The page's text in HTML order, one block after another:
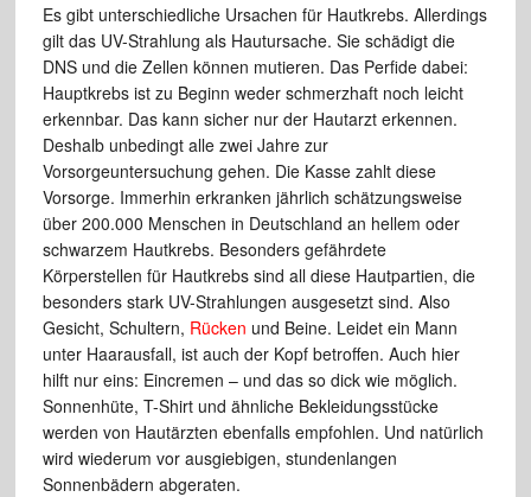
Es gibt unterschiedliche Ursachen für Hautkrebs. Allerdings
gilt das UV-Strahlung als Hautursache. Sie schädigt die
DNS und die Zellen können mutieren. Das Perfide dabei:
Hauptkrebs ist zu Beginn weder schmerzhaft noch leicht
erkennbar. Das kann sicher nur der Hautarzt erkennen.
Deshalb unbedingt alle zwei Jahre zur
Vorsorgeuntersuchung gehen. Die Kasse zahlt diese
Vorsorge. Immerhin erkranken jährlich schätzungsweise
über 200.000 Menschen in Deutschland an hellem oder
schwarzem Hautkrebs. Besonders gefährdete
Körperstellen für Hautkrebs sind all diese Hautpartien, die
besonders stark UV-Strahlungen ausgesetzt sind. Also
Gesicht, Schultern, Rücken und Beine. Leidet ein Mann
unter Haarausfall, ist auch der Kopf betroffen. Auch hier
hilft nur eins: Eincremen – und das so dick wie möglich.
Sonnenhüte, T-Shirt und ähnliche Bekleidungsstücke
werden von Hautärzten ebenfalls empfohlen. Und natürlich
wird wiederum vor ausgiebigen, stundenlangen
Sonnenbädern abgeraten.